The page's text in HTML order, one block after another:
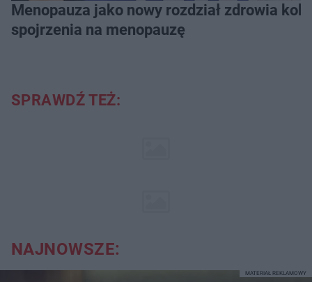
Menopauza jako nowy rozdział zdrowia
spojrzenia na menopauzę
SPRAWDŹ TEŻ:
NAJNOWSZE:
MATERIAŁ REKLAMOWY